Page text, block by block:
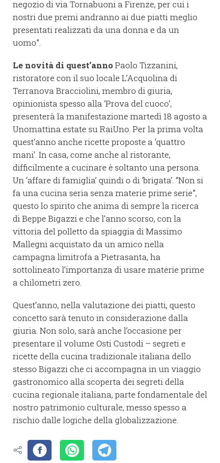
negozio di via Tornabuoni a Firenze, per cui i
nostri due premi andranno ai due piatti meglio
presentati realizzati da una donna e da un
uomo”.
Le novità di quest’annoPaolo Tizzanini,
ristoratore con il suo locale L’Acquolina di
Terranova Bracciolini, membro di giuria,
opinionista spesso alla ‘Prova del cuoco’,
presenterà la manifestazione martedì 18 agosto a
Unomattina estate su RaiUno. Per la prima volta
quest’anno anche ricette proposte a ‘quattro
mani’. In casa, come anche al ristorante,
difficilmente a cucinare è soltanto una persona.
Un ‘affare di famiglia’ quindi o di ‘brigata’. “Non si
fa una cucina seria senza materie prime serie”,
questo lo spirito che anima di sempre la ricerca
di Beppe Bigazzi e che l’anno scorso, con la
vittoria del polletto da spiaggia di Massimo
Mallegni acquistato da un amico nella
campagna limitrofa a Pietrasanta, ha
sottolineato l’importanza di usare materie prime
a chilometri zero.
Quest’anno, nella valutazione dei piatti, questo
concetto sarà tenuto in considerazione dalla
giuria. Non solo, sarà anche l’occasione per
presentare il volume Osti Custodi – segreti e
ricette della cucina tradizionale italiana dello
stesso Bigazzi che ci accompagna in un viaggio
gastronomico alla scoperta dei segreti della
cucina regionale italiana, parte fondamentale del
nostro patrimonio culturale, messo spesso a
rischio dalle logiche della globalizzazione.